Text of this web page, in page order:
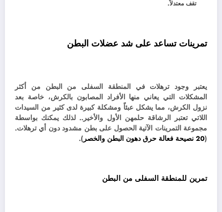
تقف معتدلاً.
تمرينات تساعد على شد عضلات البطن
يعتبر وجود ترهلات في المنطقة السفلى من البطن من أكثر
المشكلات التي يعاني منها الأفراد المصابون بالكرش، خاصة بعد
نزول الكرش، مما يشكل عبئاً ومشكلة كبيرة لدى كثير من السيدات
اللاتي تعتبر الرشاقة حلمهن الأول والأخير.. لذلك يمكنك بواسطة
مجموعة التمرينات الآتية الحصول على بطن مشدود دون أي ترهلات.
(20 نصيحة فعالة حرق دهون البطن والخصر ).
تمرين للمنطقة السفلى من البطن